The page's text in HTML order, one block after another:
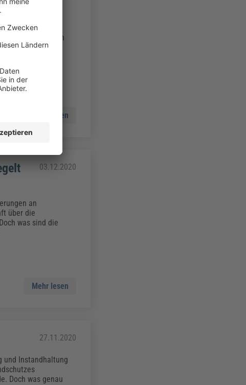
der
die
einer bestimmten
Mehr lesen
03.12.2020
an
über die
was sind die
Mehr lesen
27.11.2020
und Instandhaltung
Doch was genau